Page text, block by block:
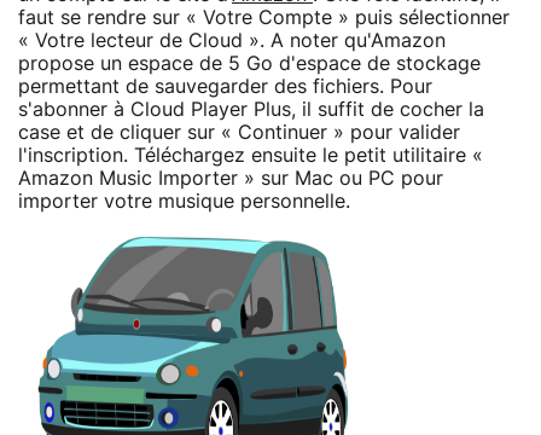
faut se rendre sur « Votre Compte » puis sélectionner
« Votre lecteur de Cloud ». A noter qu'Amazon
propose un espace de 5 Go d'espace de stockage
permettant de sauvegarder des fichiers. Pour
s'abonner à Cloud Player Plus, il suffit de cocher la
case et de cliquer sur « Continuer » pour valider
l'inscription. Téléchargez ensuite le petit utilitaire «
Amazon Music Importer » sur Mac ou PC pour
importer votre musique personnelle.